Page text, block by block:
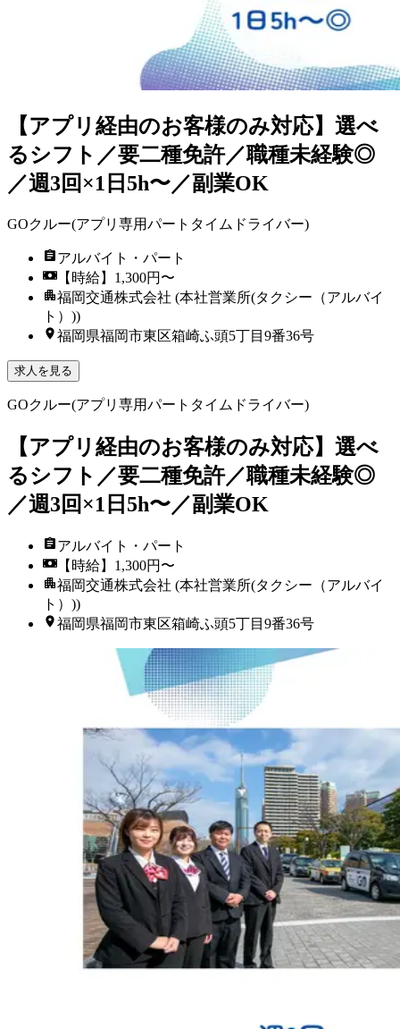
【アプリ経由のお客様のみ対応】選べ
るシフト／要二種免許／職種未経験◎
／週3回×1日5h〜／副業OK
GOクルー(アプリ専用パートタイムドライバー)
アルバイト・パート
【時給】1,300円〜
福岡交通株式会社 (本社営業所(タクシー（アルバイ
ト）))
福岡県福岡市東区箱崎ふ頭5丁目9番36号
求人を見る
GOクルー(アプリ専用パートタイムドライバー)
【アプリ経由のお客様のみ対応】選べ
るシフト／要二種免許／職種未経験◎
／週3回×1日5h〜／副業OK
アルバイト・パート
【時給】1,300円〜
福岡交通株式会社 (本社営業所(タクシー（アルバイ
ト）))
福岡県福岡市東区箱崎ふ頭5丁目9番36号